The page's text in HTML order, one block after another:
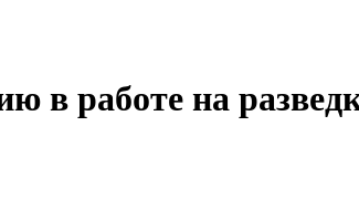
в работе на